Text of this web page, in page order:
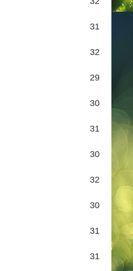
31
32
29
30
31
30
32
30
31
31